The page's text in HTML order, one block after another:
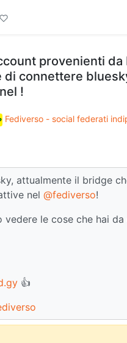
provenienti da
connettere
!
Fediverso - social federati
attualmente il bridge
nel @fediverso!
le cose che hai
👍